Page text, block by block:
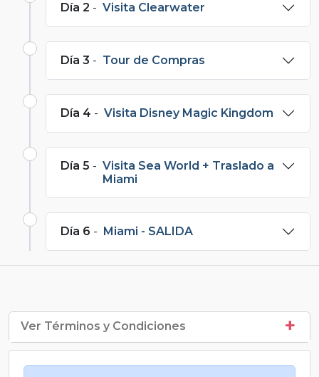
Día 2 - Visita Clearwater
Día 3 - Tour de Compras
Día 4 - Visita Disney Magic Kingdom
Día 5 - Visita Sea World + Traslado a
Miami
Día 6 - Miami - SALIDA
Ver Términos y Condiciones